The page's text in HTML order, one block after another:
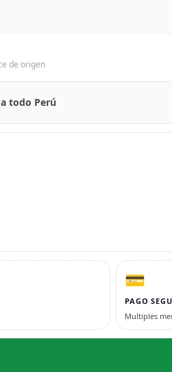
de origen
todo Perú
💳
PAGO
Multiples